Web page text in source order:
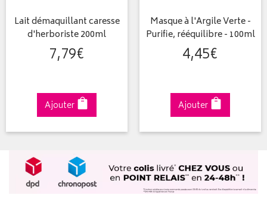
Lait démaquillant caresse
d'herboriste 200ml
7,79€
Ajouter
Masque à l'Argile Verte -
Purifie, rééquilibre - 100ml
4,45€
Ajouter